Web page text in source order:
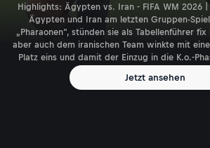
Highlights: Ägypten vs. Iran - FIFA WM 2026
Ägypten und Iran am letzten Gruppen-
„Pharaonen“, stünden sie als Tabellenführer
aber auch dem iranischen Team winkte mit
Platz eins und damit der Einzug in die K.o.-
Jetzt ansehen